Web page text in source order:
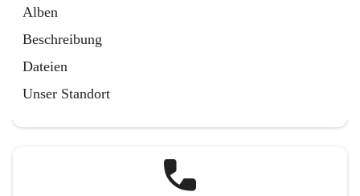
Alben
Beschreibung
Dateien
Unser Standort